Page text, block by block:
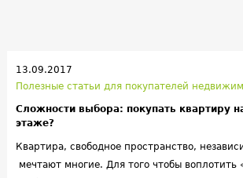
13.09.2017
Полезные статьи для покупателей
Сложности выбора: покупать квартиру
этаже?
Квартира, свободное пространство,
мечтают многие. Для того чтобы воплотить